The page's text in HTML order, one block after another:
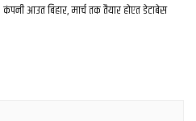
आउत बिहार, मार्च तक तैयार होएत डेटाबेस